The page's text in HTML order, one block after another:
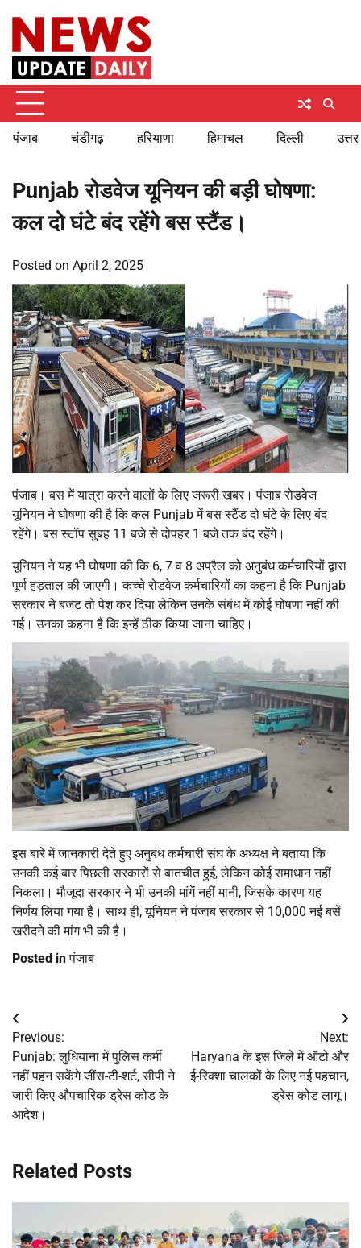
content
पंजाब चंडीगढ़ हरियाणा हिमाचल दिल्ली
Punjab रोडवेज यूनियन की बड़ी घोषणा:
कल दो घंटे बंद रहेंगे बस स्टैंड।
Posted on April 2, 2025
पंजाब। बस में यात्रा करने वालों के लिए जरूरी खबर। पंजाब रोडवेज
यूनियन ने घोषणा की है कि कल Punjab में बस स्टैंड दो घंटे के लिए बंद
रहेंगे। बस स्टॉप सुबह 11 बजे से दोपहर 1 बजे तक बंद रहेंगे।
यूनियन ने यह भी घोषणा की कि 6, 7 व 8 अप्रैल को अनुबंध कर्मचारियों द्वारा
पूर्ण हड़ताल की जाएगी। कच्चे रोडवेज कर्मचारियों का कहना है कि Punjab
सरकार ने बजट तो पेश कर दिया लेकिन उनके संबंध में कोई घोषणा नहीं की
गई। उनका कहना है कि इन्हें ठीक किया जाना चाहिए।
इस बारे में जानकारी देते हुए अनुबंध कर्मचारी संघ के अध्यक्ष ने बताया कि
उनकी कई बार पिछली सरकारों से बातचीत हुई, लेकिन कोई समाधान नहीं
निकला। मौजूदा सरकार ने भी उनकी मांगें नहीं मानी, जिसके कारण यह
निर्णय लिया गया है। साथ ही, यूनियन ने पंजाब सरकार से 10,000 नई बसें
खरीदने की मांग भी की है।
Posted inपंजाब
Post
navigation
Previous:
Punjab: लुधियाना में पुलिस कर्मी
नहीं पहन सकेंगे जींस-टी-शर्ट, सीपी ने
जारी किए औपचारिक ड्रेस कोड के
आदेश।
Next:
Haryana के इस जिले में ऑटो और
ई-रिक्शा चालकों के लिए नई पहचान,
ड्रेस कोड लागू।
Related Posts